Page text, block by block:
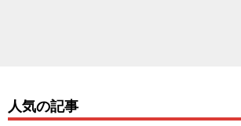
人気の記事